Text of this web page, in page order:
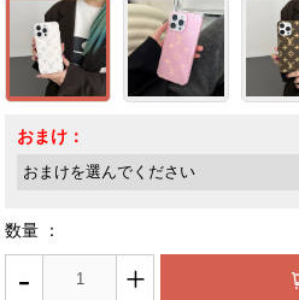
おまけ：
数量 ：
- +